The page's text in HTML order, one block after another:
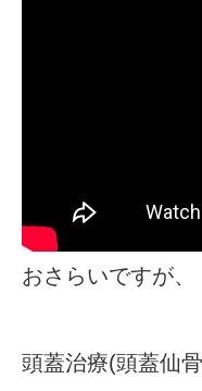
おさらいですが、
頭蓋治療(頭蓋仙